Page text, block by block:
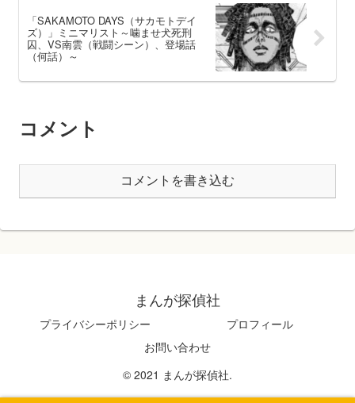
「SAKAMOTO DAYS（サカモトデイ
ズ）」ミニマリスト～噛ませ犬死刑
囚、VS南雲（戦闘シーン）、登場話
（何話）～
コメント
コメントを書き込む
まんが探偵社
プライバシーポリシー
プロフィール
お問い合わせ
© 2021 まんが探偵社.